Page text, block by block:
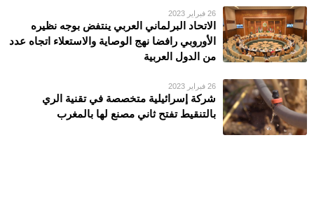
26 فبراير 2023
الاتحاد البرلماني العربي ينتفض بوجه نظيره
الأوروبي رافضا نهج الوصاية والاستعلاء اتجاه عدد
من الدول العربية
26 فبراير 2023
شركة إسرائيلية متخصصة في تقنية الري
بالتنقيط تفتح ثاني مصنع لها بالمغرب